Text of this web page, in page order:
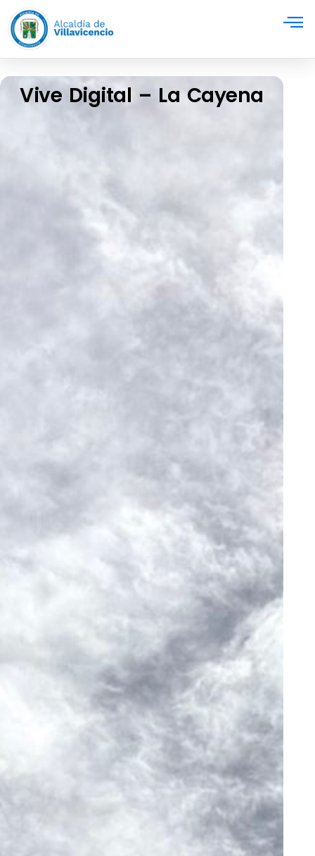
Vive Digital – La Cayena